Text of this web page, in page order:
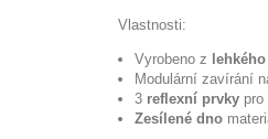
Vlastnosti:
Vyrobeno z lehkého
Modulární zavírání
3 reflexní prvky
Zesílené dno